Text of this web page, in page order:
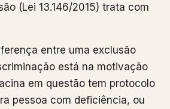
(Lei 13.146/2015) trata com
entre uma exclusão
está na motivação
em questão tem protocolo
pessoa com deficiência, ou